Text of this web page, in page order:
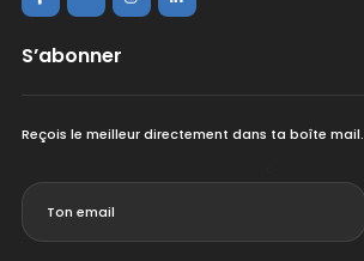
S’abonner
Reçois le meilleur directement dans ta boîte mail.